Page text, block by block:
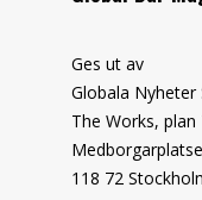
Ges ut av
Globala Nyheter
The Works, plan
118 72